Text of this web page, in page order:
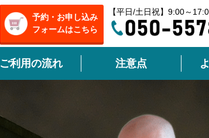
予約・お申し込み
フォームはこちら
【平日/土日祝】9:00～
ご利用の流れ 注意点